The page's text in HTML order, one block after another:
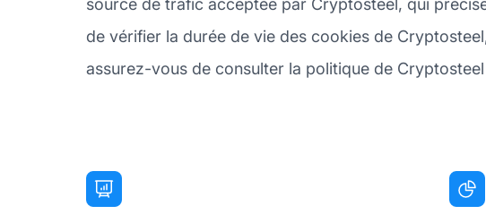
source de trafic acceptée par Cryptosteel, qui
de vérifier la durée de vie des cookies de
assurez-vous de consulter la politique de